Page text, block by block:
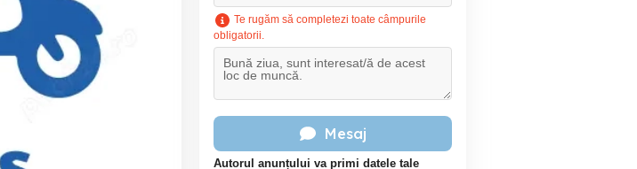
Te rugăm să completezi toate câmpurile
obligatorii.
Mesaj
Autorul anunțului va primi datele tale